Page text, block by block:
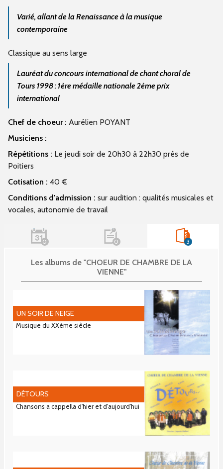
Varié, allant de la Renaissance à la musique
contemporaine
Classique au sens large
Lauréat du concours international de chant choral de
Tours 1998 : 1ère médaille nationale 2ème prix
international
Chef de choeur : Aurélien POYANT
Musiciens :
Répétitions : Le jeudi soir de 20h30 à 22h30 près de
Poitiers
Cotisation : 40 €
Conditions d'admission : sur audition : qualités musicales et
vocales, autonomie de travail
0 0 3
Les albums de "CHOEUR DE CHAMBRE DE LA
VIENNE"
UN SOIR DE NEIGE
Musique du XXème siècle
DÉTOURS
Chansons a cappella d'hier et d'aujourd'hui